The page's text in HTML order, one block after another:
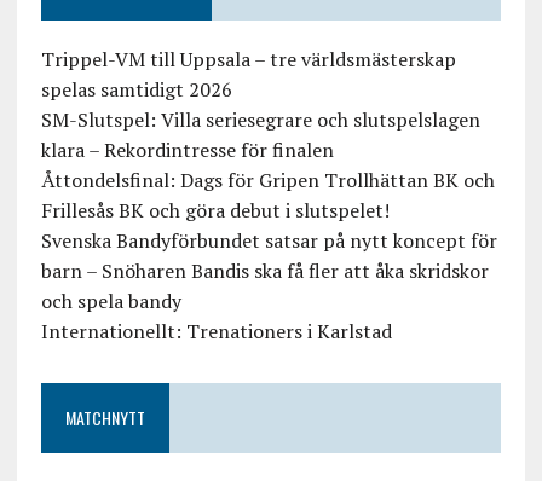
Trippel-VM till Uppsala – tre världsmästerskap
spelas samtidigt 2026
SM-Slutspel: Villa seriesegrare och slutspelslagen
klara – Rekordintresse för finalen
Åttondelsfinal: Dags för Gripen Trollhättan BK och
Frillesås BK och göra debut i slutspelet!
Svenska Bandyförbundet satsar på nytt koncept för
barn – Snöharen Bandis ska få fler att åka skridskor
och spela bandy
Internationellt: Trenationers i Karlstad
MATCHNYTT